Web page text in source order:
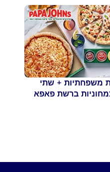
משפחתיות + שתי
ברשת פאפא